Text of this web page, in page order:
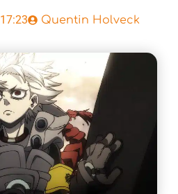
17:23 Quentin Holveck